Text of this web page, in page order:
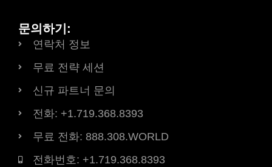
문의하기:
연락처 정보
무료 전략 세션
신규 파트너 문의
전화: +1.719.368.8393
무료 전화: 888.308.WORLD
전화번호: +1.719.368.8393